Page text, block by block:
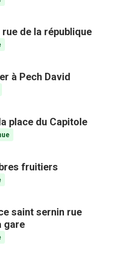
de la république
à Pech David
place du Capitole
fruitiers
saint sernin rue
gare